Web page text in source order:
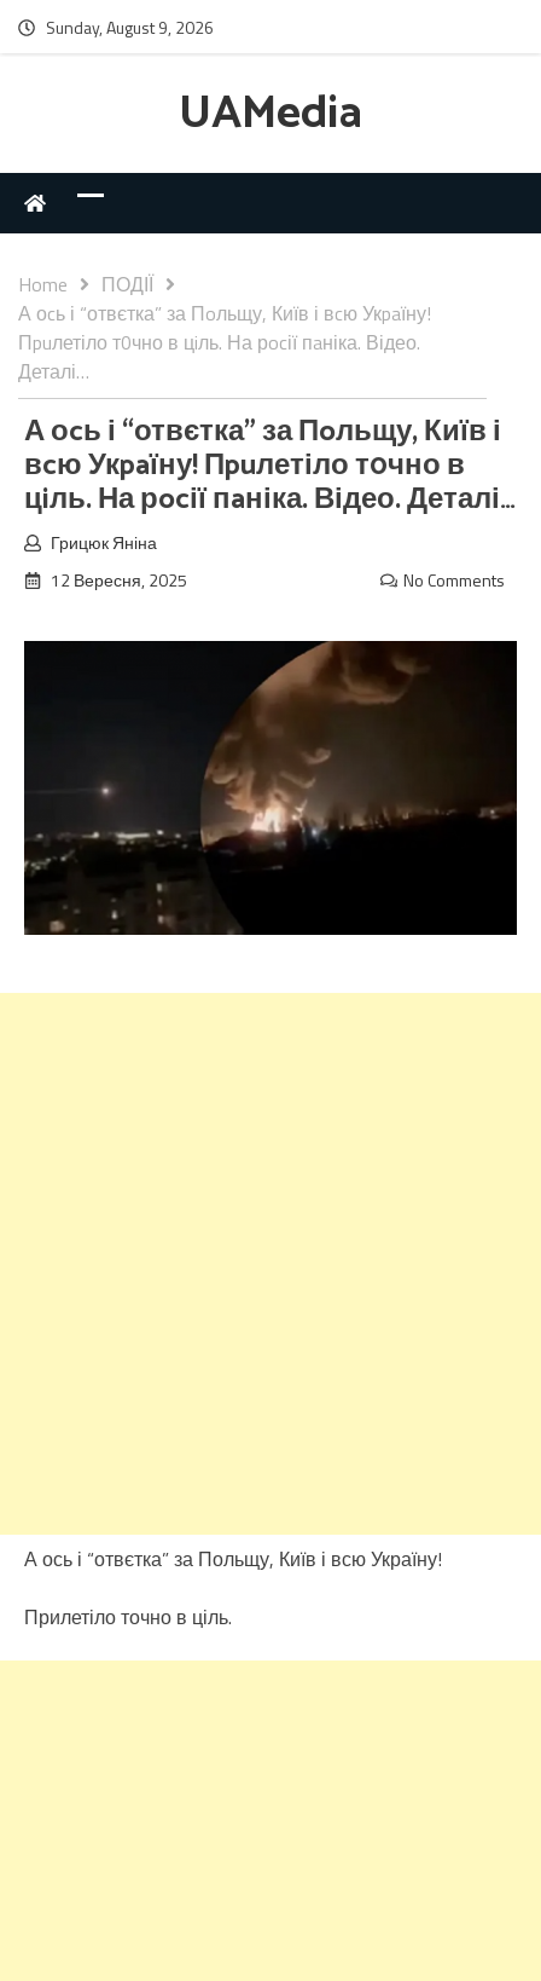
Sunday, August 9, 2026
UAMedia
Home
ПОДІЇ
А оcь і “отвєтка” за Пoльщу, Київ і вcю Укpaїну!
Пpuлетіло т0чно в цiль. На рocії пaніка. Відео.
Деталі…
А оcь і “отвєтка” за Пoльщу, Київ і
вcю Укpaїну! Пpuлетіло т0чно в
цiль. На рocії пaніка. Відео. Деталі…
Грицюк Яніна
12 Вересня, 2025
No Comments
А ось і “отвєтка” за Польщу, Київ і всю Україну!
Прилетіло точно в ціль.